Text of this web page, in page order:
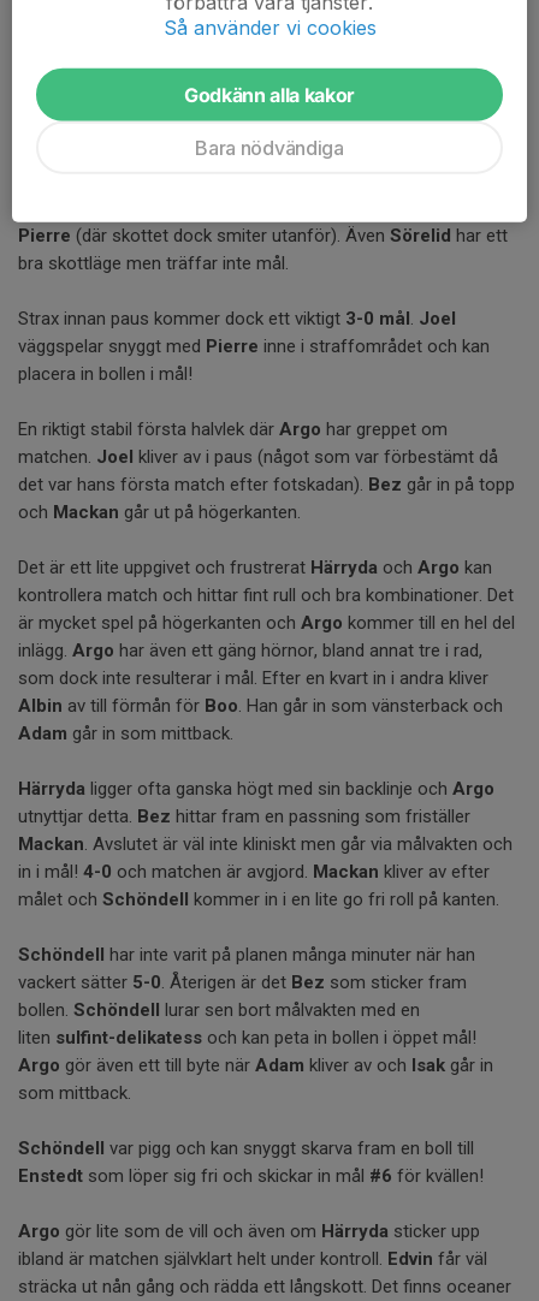
blir i det här läget lite bekväma och har väl sin sämsta
period i matchen. Man faller lite väl djupt och
för mycket boll lite för nära Argos mål. Det blir dock aldrig riktigt
farligt.
får sträcka ut på nått skott och släppa en retur
som han själv är först på.
Pierre (där skottet dock smiter utanför). Även Sörelid har ett
bra skottläge men träffar inte mål.
Strax innan paus kommer dock ett viktigt 3-0 mål Joel
väggspelar snyggt med Pierre inne i straffområdet och kan
placera in bollen i mål!
En riktigt stabil första halvlek där Argo har greppet om
matchen. Joel kliver av i paus (något som var förbestämt då
det var hans första match efter fotskadan). Bez går in på topp
och Mackan går ut på högerkanten.
Det är ett lite uppgivet och frustrerat Härryda och Argo kan
kontrollera match och hittar fint rull och bra kombinationer. Det
är mycket spel på högerkanten och Argo kommer till en hel del
inlägg. Argo har även ett gäng hörnor, bland annat tre i rad,
som dock inte resulterar i mål. Efter en kvart in i andra kliver
Albin av till förmån för Boo . Han går in som vänsterback och
Adam går in som mittback.
Härryda ligger ofta ganska högt med sin backlinje och Argo
utnyttjar detta. Bez hittar fram en passning som friställer
Mackan . Avslutet är väl inte kliniskt men går via målvakten och
in i mål! 4-0 och matchen är avgjord. Mackan kliver av efter
målet och Schöndell kommer in i en lite go fri roll på kanten.
Schöndell har inte varit på planen många minuter när han
vackert sätter 5-0 . Återigen är det Bez som sticker fram
bollen. Schöndell lurar sen bort målvakten med en
liten sulfint-delikatess och kan peta in bollen i öppet mål!
Argo gör även ett till byte när Adam kliver av och Isak går in
som mittback.
Schöndell var pigg och kan snyggt skarva fram en boll till
Enstedt som löper sig fri och skickar in mål #6 för kvällen!
Argo gör lite som de vill och även om Härryda sticker upp
ibland är matchen självklart helt under kontroll. Edvin får väl
sträcka ut nån gång och rädda ett långskott. Det finns oceaner
Så använder vi cookies
Godkänn alla kakor
Bara nödvändiga